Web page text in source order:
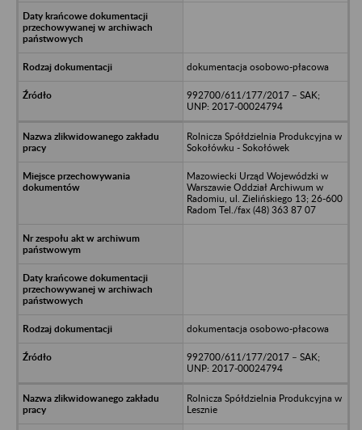
dokumentacja osobowo-płacowa
992700/611/177/2017 – SAK;
UNP: 2017-00024794
Rolnicza Spółdzielnia Produkcyjna w
Sokołówku - Sokołówek
Mazowiecki Urząd Wojewódzki w
Warszawie Oddział Archiwum w
Radomiu, ul. Zielińskiego 13; 26-600
Radom Tel./fax (48) 363 87 07
dokumentacja osobowo-płacowa
992700/611/177/2017 – SAK;
UNP: 2017-00024794
Rolnicza Spółdzielnia Produkcyjna w
Lesznie